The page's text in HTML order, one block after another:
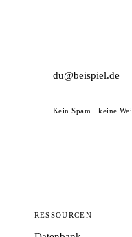
Kein Spam · keine
RESSOURCEN